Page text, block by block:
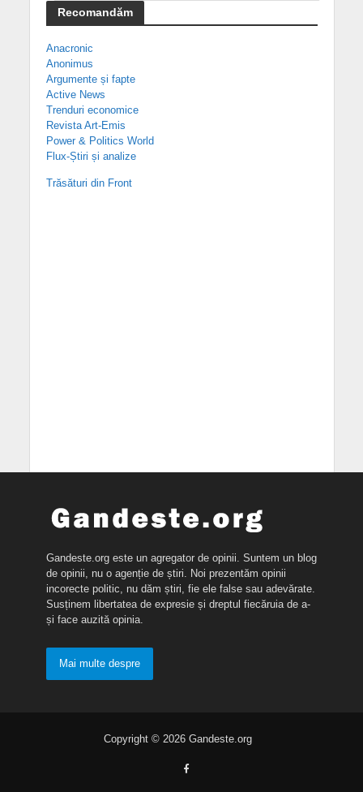
Recomandăm
Anacronic
Anonimus
Argumente și fapte
Active News
Trenduri economice
Revista Art-Emis
Power & Politics World
Flux-Știri și analize
Trăsături din Front
Gandeste.org este un agregator de opinii. Suntem un blog
de opinii, nu o agenție de știri. Noi prezentăm opinii
incorecte politic, nu dăm știri, fie ele false sau adevărate.
Susținem libertatea de expresie și dreptul fiecăruia de a-
și face auzită opinia.
Mai multe despre
Copyright © 2026 Gandeste.org